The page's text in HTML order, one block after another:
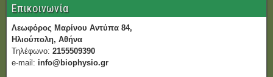
Επικοινωνία
Λεωφόρος Μαρίνου Αντύπα 84,
Ηλιούπολη, Αθήνα
Τηλέφωνο: 2155509390
e-mail: info@biophysio.gr